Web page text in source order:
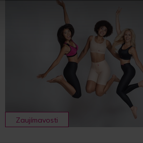
Zaujímavosti